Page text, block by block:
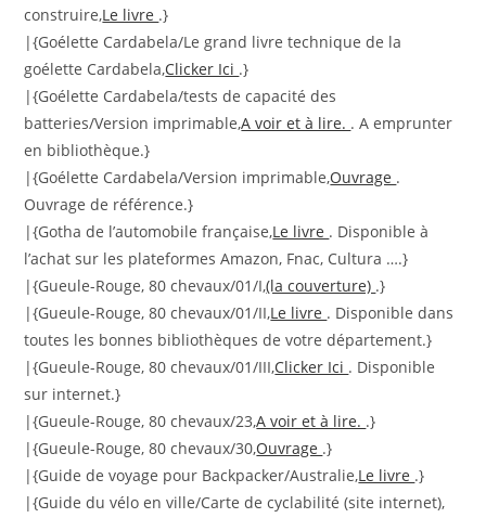
construire,Le livre .}
|{Goélette Cardabela/Le grand livre technique de la
goélette Cardabela,Clicker Ici .}
|{Goélette Cardabela/tests de capacité des
batteries/Version imprimable,A voir et à lire. . A emprunter
en bibliothèque.}
|{Goélette Cardabela/Version imprimable,Ouvrage .
Ouvrage de référence.}
|{Gotha de l’automobile française,Le livre . Disponible à
l’achat sur les plateformes Amazon, Fnac, Cultura ….}
|{Gueule-Rouge, 80 chevaux/01/I,(la couverture) .}
|{Gueule-Rouge, 80 chevaux/01/II,Le livre . Disponible dans
toutes les bonnes bibliothèques de votre département.}
|{Gueule-Rouge, 80 chevaux/01/III,Clicker Ici . Disponible
sur internet.}
|{Gueule-Rouge, 80 chevaux/23,A voir et à lire. .}
|{Gueule-Rouge, 80 chevaux/30,Ouvrage .}
|{Guide de voyage pour Backpacker/Australie,Le livre .}
|{Guide du vélo en ville/Carte de cyclabilité (site internet),